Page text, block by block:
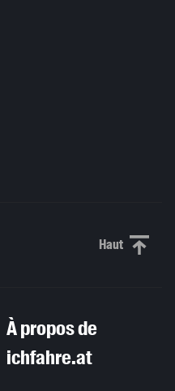
HautHaut de
À propos de
ichfahre.at